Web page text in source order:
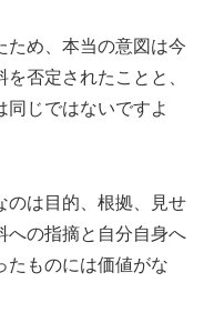
ため、本当の意図は今
否定されたことと、
同じではないですよ
のは目的、根拠、見せ
への指摘と自分自身へ
たものには価値がな